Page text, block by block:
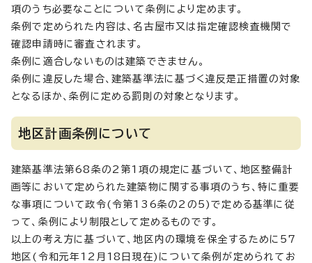
項のうち必要なことについて条例により定めます。
条例で定められた内容は、名古屋市又は指定確認検査機関で
確認申請時に審査されます。
条例に適合しないものは建築できません。
条例に違反した場合、建築基準法に基づく違反是正措置の対象
となるほか、条例に定める罰則の対象となります。
地区計画条例について
建築基準法第68条の2第1項の規定に基づいて、地区整備計
画等において定められた建築物に関する事項のうち、特に重要
な事項について政令(令第136条の2の5)で定める基準に従
って、条例により制限として定めるものです。
以上の考え方に基づいて、地区内の環境を保全するために57
地区(令和元年12月18日現在)について条例が定められてお